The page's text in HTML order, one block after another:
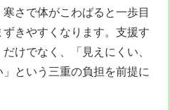
さで体がこわばると一歩目
きやすくなります。支援す
けでなく、「見えにくい、
という三重の負担を前提に